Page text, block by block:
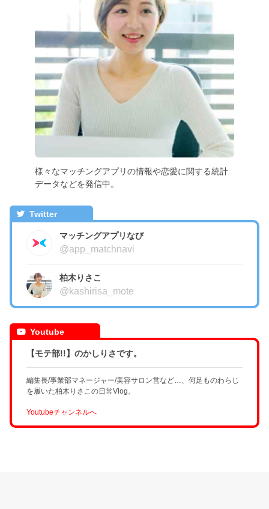
様々なマッチングアプリの情報や恋愛に関する統計
データなどを発信中。
Twitter
マッチングアプリなび
@app_matchnavi
柏木りさこ
@kashirisa_mote
Youtube
【モテ部!!】のかしりさです。
編集長/事業部マネージャー/美容サロン営など…、何足ものわらじ
を履いた柏木りさこの日常Vlog。
Youtubeチャンネルへ